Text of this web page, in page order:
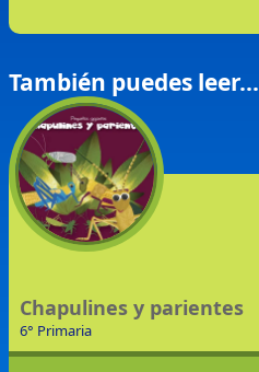
También puedes leer...
Chapulines y parientes
6° Primaria